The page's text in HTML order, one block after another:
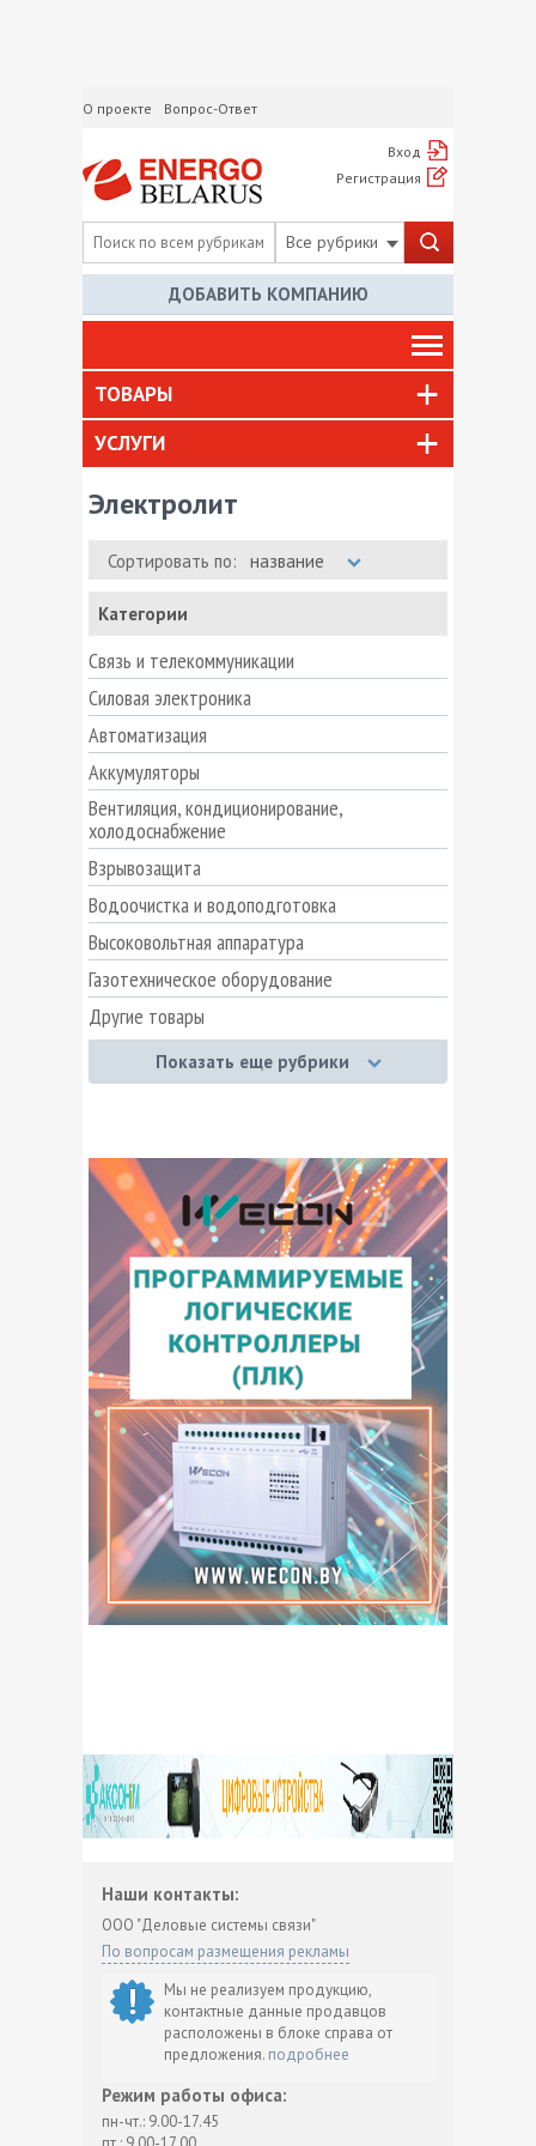
О проекте Вопрос-Ответ
Вход
Регистрация
Все рубрики
ДОБАВИТЬ КОМПАНИЮ
ТОВАРЫ
УСЛУГИ
Электролит
Сортировать по: название
Категории
Связь и телекоммуникации
Силовая электроника
Автоматизация
Аккумуляторы
Вентиляция, кондиционирование,
холодоснабжение
Взрывозащита
Водоочистка и водоподготовка
Высоковольтная аппаратура
Газотехническое оборудование
Другие товары
Запорная арматура
Измерительные приборы
Инженерно-техническая безопасность
Кабельная продукция
Компьютерная техника
Крановое электрооборудование
Металлопрокат
Насосное оборудование
Низковольтная аппаратура
Оборудование для водоснабжения и
канализации
Отопительное оборудование
Переработка
Приводная техника
Программное обеспечение
Проектирование и монтаж
Строительство
Сырье и материалы
Трансформаторное оборудование
Трубы и детали трубопроводов
Электрические машины
Электроизоляционные материалы
Электроинструмент и станки
Электростанции
Показать еще рубрики
Наши контакты:
ООО "Деловые системы связи"
По вопросам размещения рекламы
Мы не реализуем продукцию,
контактные данные продавцов
расположены в блоке справа от
предложения. подробнее
Режим работы офиса:
пн-чт.: 9.00-17.45